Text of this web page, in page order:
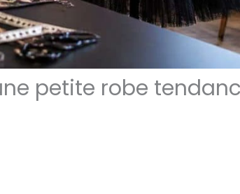
petite robe